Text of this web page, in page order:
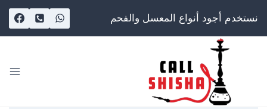
content
نستخدم أجود أنواع المعسل والفحم